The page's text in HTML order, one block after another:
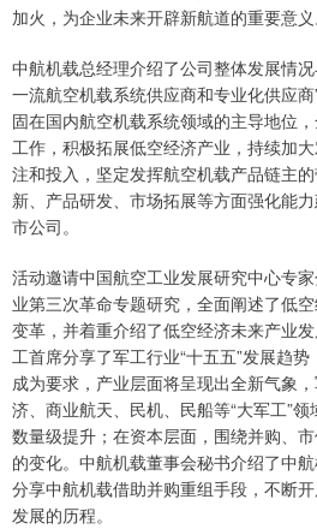
加火，为企业未来开辟新航道的重要意义
中航机载总经理介绍了公司整体发展情
一流航空机载系统供应商和专业化供应
固在国内航空机载系统领域的主导地位
工作，积极拓展低空经济产业，持续加
注和投入，坚定发挥航空机载产品链主
新、产品研发、市场拓展等方面强化能
市公司。
活动邀请中国航空工业发展研究中心专
业第三次革命专题研究，全面阐述了低
变革，并着重介绍了低空经济未来产业
工首席分享了军工行业“十五五”发展趋势
成为要求，产业层面将呈现出全新气象
济、商业航天、民机、民船等“大军工”
数量级提升；在资本层面，围绕并购、
的变化。中航机载董事会秘书介绍了中
分享中航机载借助并购重组手段，不断
发展的历程。